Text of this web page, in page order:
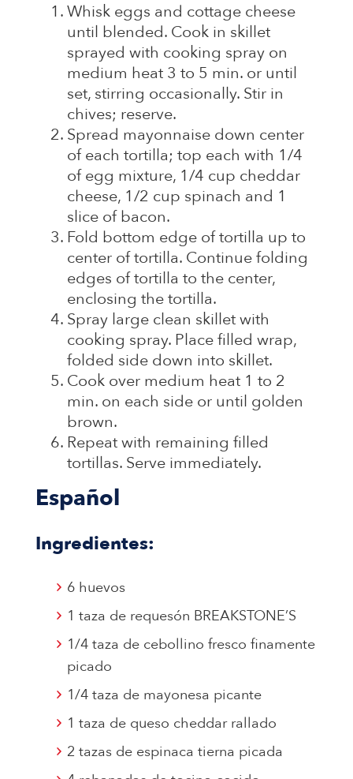
Whisk eggs and cottage cheese
until blended. Cook in skillet
sprayed with cooking spray on
medium heat 3 to 5 min. or until
set, stirring occasionally. Stir in
chives; reserve.
Spread mayonnaise down center
of each tortilla; top each with 1/4
of egg mixture, 1/4 cup cheddar
cheese, 1/2 cup spinach and 1
slice of bacon.
Fold bottom edge of tortilla up to
center of tortilla. Continue folding
edges of tortilla to the center,
enclosing the tortilla.
Spray large clean skillet with
cooking spray. Place filled wrap,
folded side down into skillet.
Cook over medium heat 1 to 2
min. on each side or until golden
brown.
Repeat with remaining filled
tortillas. Serve immediately.
Español
Ingredientes:
6 huevos
1 taza de requesón BREAKSTONE’S
1/4 taza de cebollino fresco finamente
picado
1/4 taza de mayonesa picante
1 taza de queso cheddar rallado
2 tazas de espinaca tierna picada